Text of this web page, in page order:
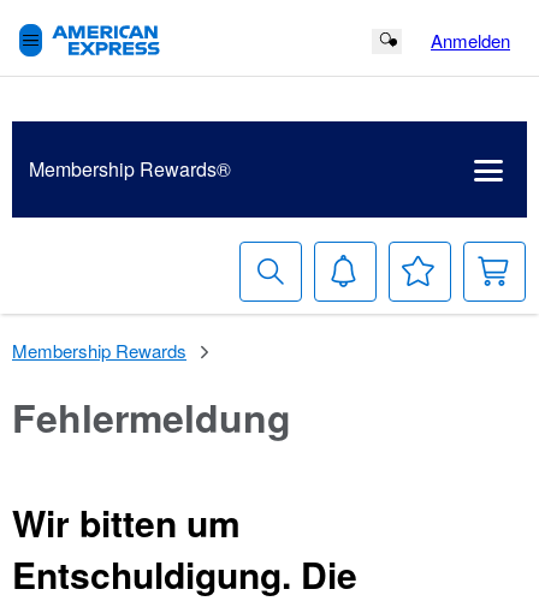
Search Button
Anmelden
Membership Rewards®
Suche Benachrichtigungen
Meine
Wunschliste
Membership Rewards
Fehlermeldung
Wir bitten um
Entschuldigung. Die